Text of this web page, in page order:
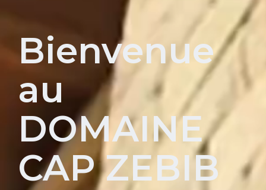
Bienvenue
au
DOMAINE
CAP ZEBIB